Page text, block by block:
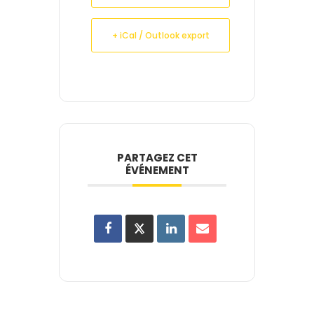
+ iCal / Outlook export
PARTAGEZ CET
ÉVÉNEMENT